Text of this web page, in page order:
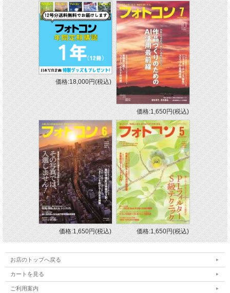
価格:18,000円(税込)
価格:1,650円(税込)
価格:1,650円(税込) 価格:1,650円(税込)
お店のトップへ戻る
カートを見る
ご利用案内